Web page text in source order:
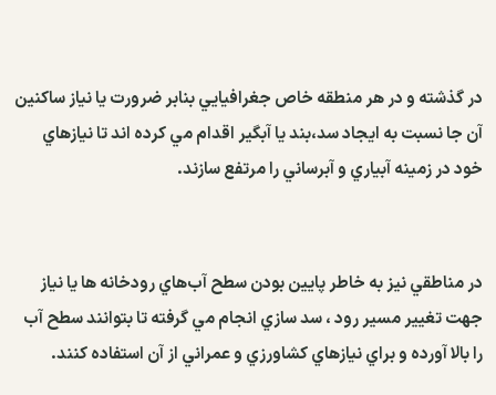
در گذشته و در هر منطقه خاص جغرافيايي بنابر ضرورت يا نياز ساكنين
آن جا نسبت به ايجاد سد،‌بند يا آبگير اقدام مي كرده اند تا نيازهاي
خود در زمينه آبياري و آبرساني را مرتفع سازند.
در مناطقي نيز به خاطر پايين بودن سطح آب‌هاي رودخانه ها يا نياز
جهت تغيير مسير رود ، سد سازي انجام مي گرفته تا بتوانند سطح آب
را بالا آورده و براي نيازهاي كشاورزي و عمراني از آن استفاده كنند.